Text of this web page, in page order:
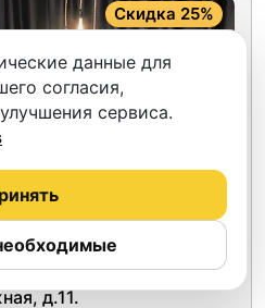
Скидка 25%
5.0
д.11.
данные для
согласия,
сервиса.